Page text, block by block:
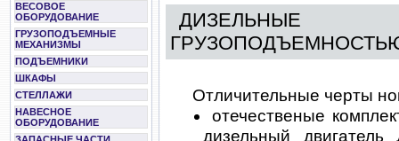
ВЕСОВОЕ
ОБОРУДОВАНИЕ
ГРУЗОПОДЪЕМНЫЕ
МЕХАНИЗМЫ
ПОДЪЕМНИКИ
ШКАФЫ
СТЕЛЛАЖИ
НАВЕСНОЕ
ОБОРУДОВАНИЕ
ДИЗЕЛЬНЫЕ
ГРУЗОПОДЪЕМНОСТЬЮ
Отличительные черты
отечественые
дизельный